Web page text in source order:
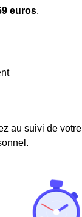
euros.
au suivi de votre